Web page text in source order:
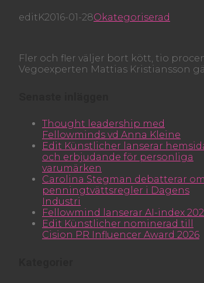
editK2016-01-28Okategoriserad
Fler och fler väljer bort kött, tio
Vegoexperten Mattias Kristiansson
Thought leadership med
Fellowminds vd Anna Kleine
Edit Künstlicher lanserar
och erbjudande för personliga
varumärken
Carolina Stegman debatterar om
penningtvättsregler i Dagens
Industri
Fellowmind lanserar AI-index
Edit Künstlicher nominerad till
Cision PR Influencer Award 2026